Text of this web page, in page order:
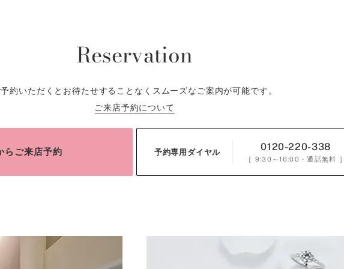
Reservation
約いただくとお待たせすることなくスムーズなご案内が可能です。
ご来店予約について
らご来店予約 予約専用ダイヤル 0120-220-338
［ 9:30～16:00 ・通話無料 ］